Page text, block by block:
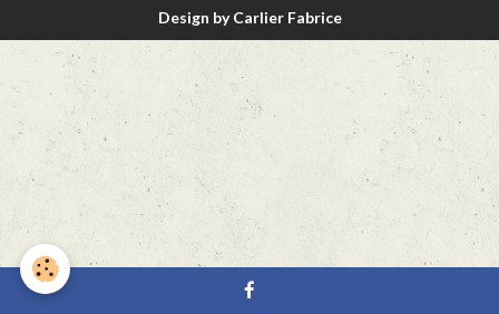
Design by Carlier Fabrice